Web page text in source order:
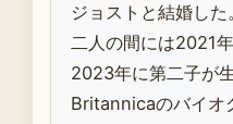
ジョストと結婚した。
二人の間には2021
2023年に第二子が
Britannicaのバイオ